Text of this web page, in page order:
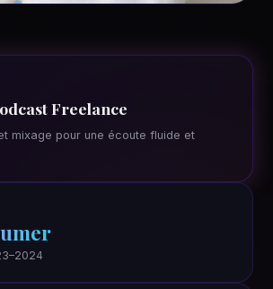
Freelance
mixage pour une écoute fluide et